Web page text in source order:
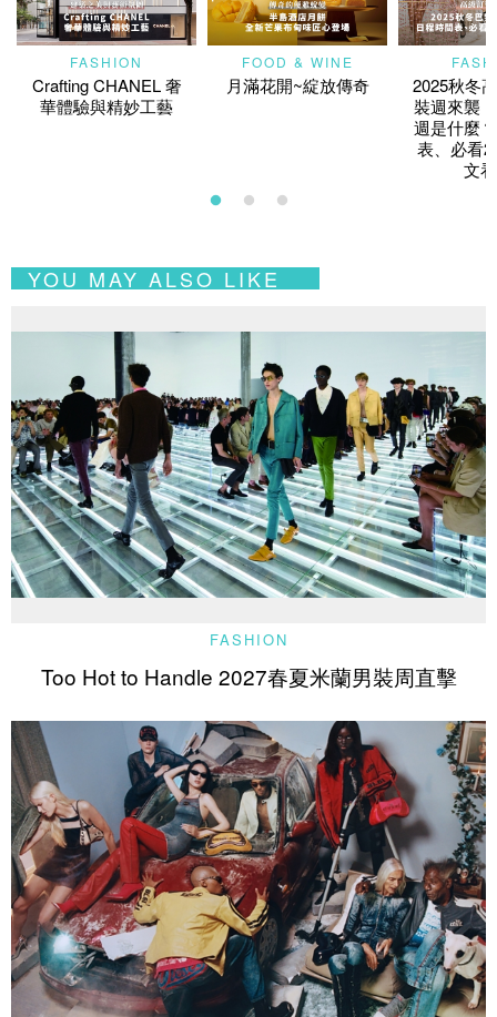
FASHION
Crafting CHANEL 奢
華體驗與精妙工藝
FOOD & WINE
月滿花開~綻放傳奇
2025秋冬
裝週來襲
週是什麼
表、必看
文
YOU MAY ALSO LIKE
FASHION
Too Hot to Handle 2027春夏米蘭男裝周直擊